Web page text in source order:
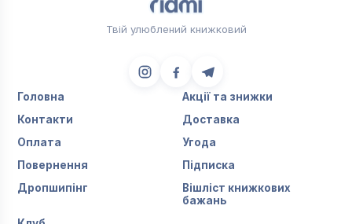
Твій улюблений книжковий
Головна
Акції та знижки
Контакти
Доставка
Оплата
Угода
Повернення
Підписка
Дропшипінг
Вішліст книжкових
бажань